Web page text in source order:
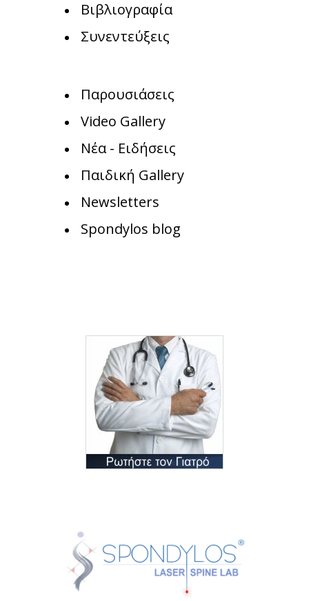
Βιβλιογραφία
Συνεντεύξεις
Παρουσιάσεις
Video Gallery
Νέα - Ειδήσεις
Παιδική Gallery
Newsletters
Spondylos blog